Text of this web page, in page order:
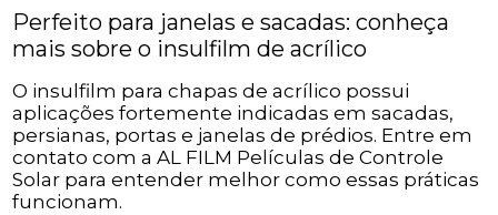
Perfeito para janelas e sacadas: conheça
mais sobre o insulfilm de acrílico
O insulfilm para chapas de acrílico possui
aplicações fortemente indicadas em sacadas,
persianas, portas e janelas de prédios. Entre em
contato com a AL FILM Películas de Controle
Solar para entender melhor como essas práticas
funcionam.